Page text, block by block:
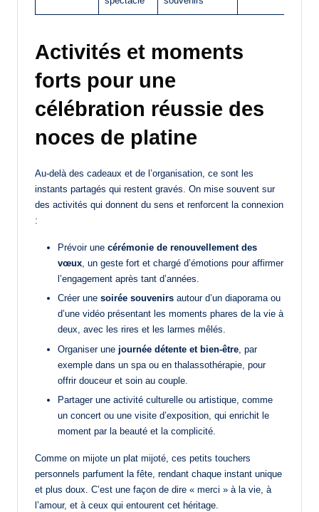
Activités et moments
forts pour une
célébration réussie des
noces de platine
Au-delà des cadeaux et de l’organisation, ce sont les
instants partagés qui restent gravés. On mise souvent sur
des activités qui donnent du sens et renforcent la connexion
:
Prévoir une cérémonie de renouvellement des
vœux, un geste fort et chargé d’émotions pour affirmer
l’engagement après tant d’années.
Créer une soirée souvenirs autour d’un diaporama ou
d’une vidéo présentant les moments phares de la vie à
deux, avec les rires et les larmes mêlés.
Organiser une journée détente et bien-être , par
exemple dans un spa ou en thalassothérapie, pour
offrir douceur et soin au couple.
Partager une activité culturelle ou artistique, comme
un concert ou une visite d’exposition, qui enrichit le
moment par la beauté et la complicité.
Comme on mijote un plat mijoté, ces petits touchers
personnels parfument la fête, rendant chaque instant unique
et plus doux. C’est une façon de dire « merci » à la vie, à
l’amour, et à ceux qui entourent cet héritage.